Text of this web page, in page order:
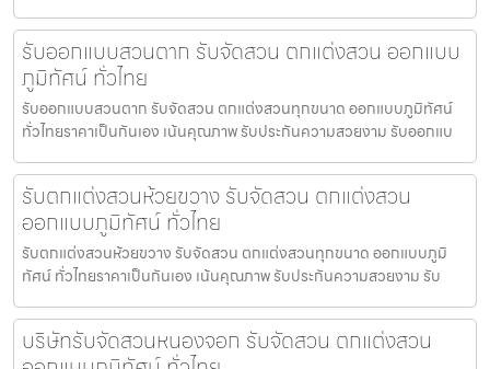
รับออกแบบสวนตาก รับจัดสวน ตกแต่งสวน ออกแบบ
ภูมิทัศน์ ทั่วไทย
รับออกแบบสวนตาก รับจัดสวน ตกแต่งสวนทุกขนาด ออกแบบภูมิทัศน์
ทั่วไทยราคาเป็นกันเอง เน้นคุณภาพ รับประกันความสวยงาม รับออกแบ
รับตกแต่งสวนห้วยขวาง รับจัดสวน ตกแต่งสวน
ออกแบบภูมิทัศน์ ทั่วไทย
รับตกแต่งสวนห้วยขวาง รับจัดสวน ตกแต่งสวนทุกขนาด ออกแบบภูมิ
ทัศน์ ทั่วไทยราคาเป็นกันเอง เน้นคุณภาพ รับประกันความสวยงาม รับ
บริษัทรับจัดสวนหนองจอก รับจัดสวน ตกแต่งสวน